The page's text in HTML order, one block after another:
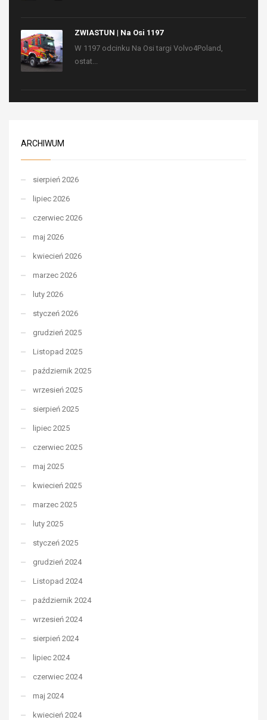
ZWIASTUN | Na Osi 1197
W 1197 odcinku Na Osi targi Volvo4Poland,
ostat...
ARCHIWUM
sierpień 2026
lipiec 2026
czerwiec 2026
maj 2026
kwiecień 2026
marzec 2026
luty 2026
styczeń 2026
grudzień 2025
Listopad 2025
październik 2025
wrzesień 2025
sierpień 2025
lipiec 2025
czerwiec 2025
maj 2025
kwiecień 2025
marzec 2025
luty 2025
styczeń 2025
grudzień 2024
Listopad 2024
październik 2024
wrzesień 2024
sierpień 2024
lipiec 2024
czerwiec 2024
maj 2024
kwiecień 2024